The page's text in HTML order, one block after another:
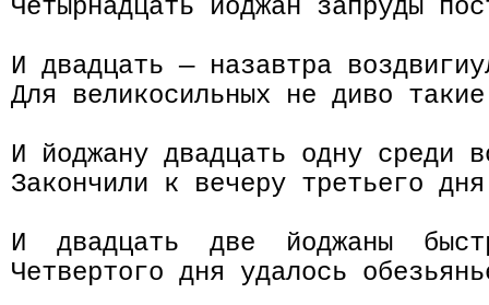
Четырнадцать йоджан запруды
И двадцать — назавтра
Для великосильных не диво
И йоджану двадцать одну среди
Закончили к вечеру третьего
И  двадцать  две  йоджаны
Четвертого дня удалось